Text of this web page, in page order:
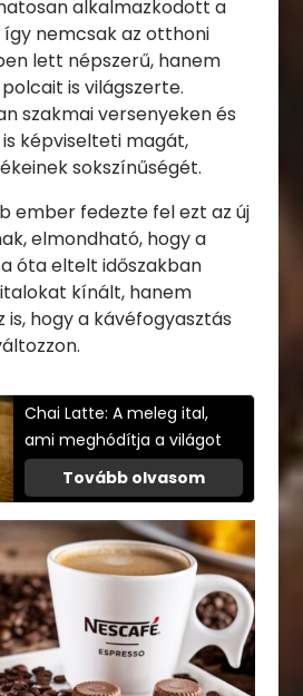
alkalmazkodott a
így nemcsak az otthoni
lett népszerű, hanem
is világszerte.
szakmai versenyeken és
képviselteti magát,
sokszínűségét.
ember fedezte fel ezt az új
elmondható, hogy a
óta eltelt időszakban
kínált, hanem
is, hogy a kávéfogyasztás
Chai Latte: A meleg ital,
ami meghódítja a világot
Tovább olvasom